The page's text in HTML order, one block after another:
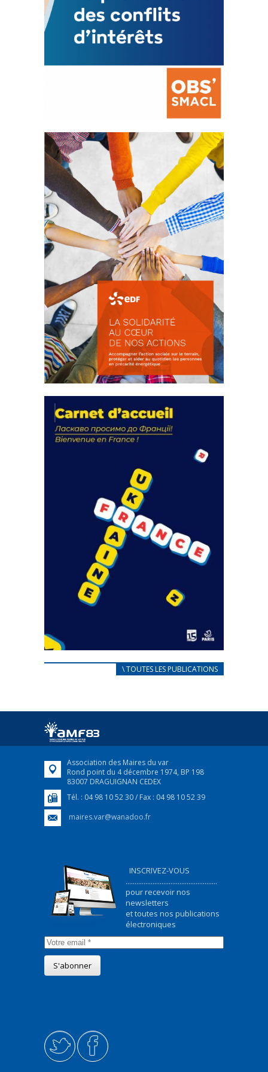
La prévention des conflits
d’intérêts
18 septembre 2023
FEUILLETER
actions
18 septembre 2023
FEUILLETER
CARNET D’ACCUEIL
Afin d’accompagner au mieux les réfugiés
FEUILLETER
\ TOUTES LES PUBLICATIONS
Association des Maires du var
Rond point du 4 décembre 1974, BP 198
83007 DRAGUIGNAN CEDEX
Tél. : 04 98 10 52 30 / Fax : 04 98 10 52 39
maires.var@wanadoo.fr
INSCRIVEZ-VOUS
...................................................
pour recevoir nos
newsletters
et toutes nos publications
électroniques